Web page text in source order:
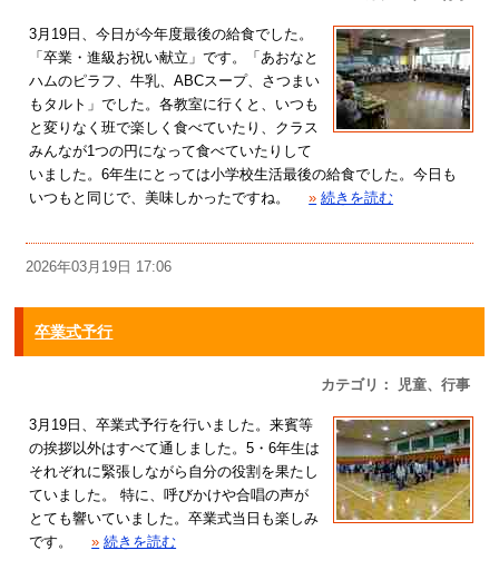
3月19日、今日が今年度最後の給食でした。
「卒業・進級お祝い献立」です。「あおなと
ハムのピラフ、牛乳、ABCスープ、さつまい
もタルト」でした。各教室に行くと、いつも
と変りなく班で楽しく食べていたり、クラス
みんなが1つの円になって食べていたりして
いました。6年生にとっては小学校生活最後の給食でした。今日も
いつもと同じで、美味しかったですね。
» 続きを読む
2026年03月19日 17:06
卒業式予行
カテゴリ： 児童、行事
3月19日、卒業式予行を行いました。来賓等
の挨拶以外はすべて通しました。5・6年生は
それぞれに緊張しながら自分の役割を果たし
ていました。 特に、呼びかけや合唱の声が
とても響いていました。卒業式当日も楽しみ
です。
» 続きを読む